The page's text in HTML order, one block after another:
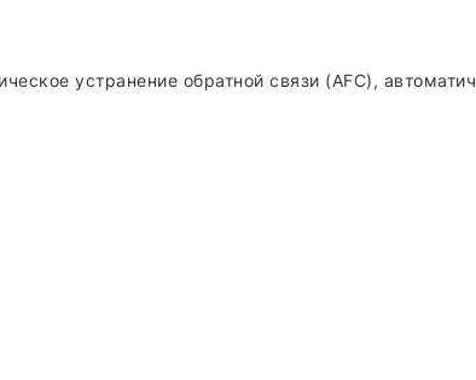
устранение обратной связи (AFC),